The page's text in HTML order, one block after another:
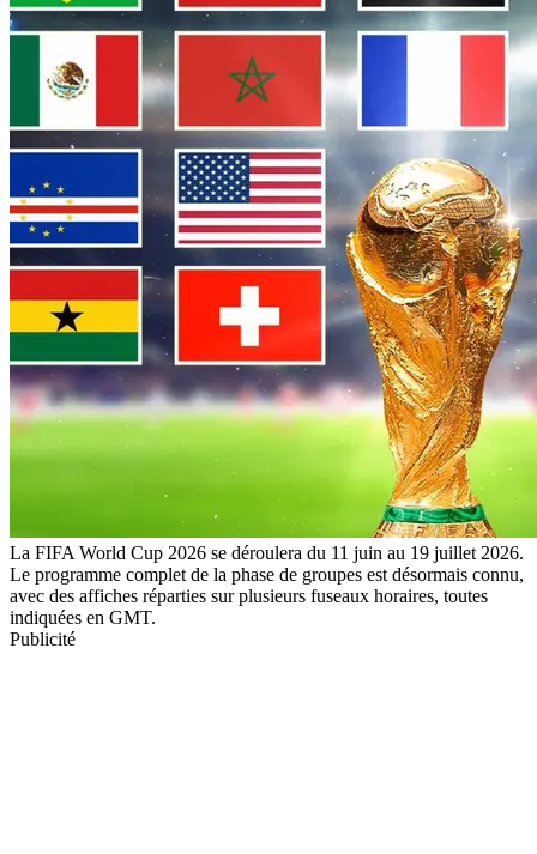
La FIFA World Cup 2026 se déroulera du 11 juin au 19 juillet 2026.
Le programme complet de la phase de groupes est désormais connu,
avec des affiches réparties sur plusieurs fuseaux horaires, toutes
indiquées en GMT.
Publicité